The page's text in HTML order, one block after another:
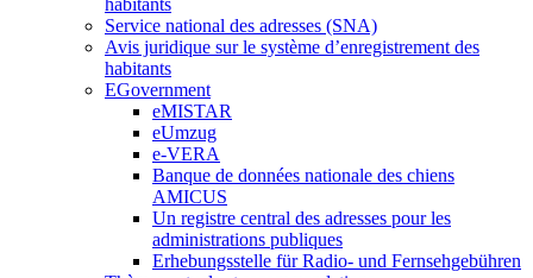
habitants
Service national des adresses (SNA)
Avis juridique sur le système d’enregistrement des
habitants
EGovernment
eMISTAR
eUmzug
e-VERA
Banque de données nationale des chiens
AMICUS
Un registre central des adresses pour les
administrations publiques
Erhebungsstelle für Radio- und Fernsehgebühren